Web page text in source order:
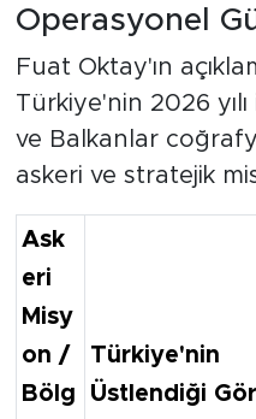
Operasyonel
Fuat Oktay'ın
Türkiye'nin 2026
ve Balkanlar
askeri ve stratejik
Ask
eri
Misy
on /
Bölg
Türkiye'nin
Üstlendiği